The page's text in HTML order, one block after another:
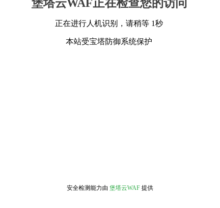
堡塔云WAF正在检查您的访问
正在进行人机识别，请稍等 1秒
本站受宝塔防御系统保护
安全检测能力由 堡塔云WAF 提供